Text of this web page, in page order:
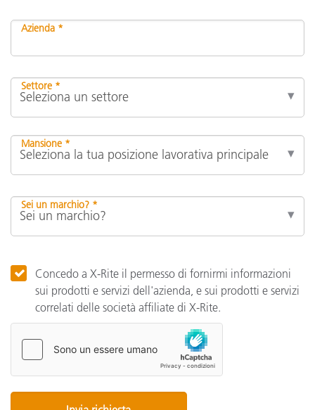
Azienda *
Settore *
Mansione *
Sei un marchio? *
Concedo a X-Rite il permesso di fornirmi informazioni
sui prodotti e servizi dell'azienda, e sui prodotti e servizi
correlati delle società affiliate di X-Rite.